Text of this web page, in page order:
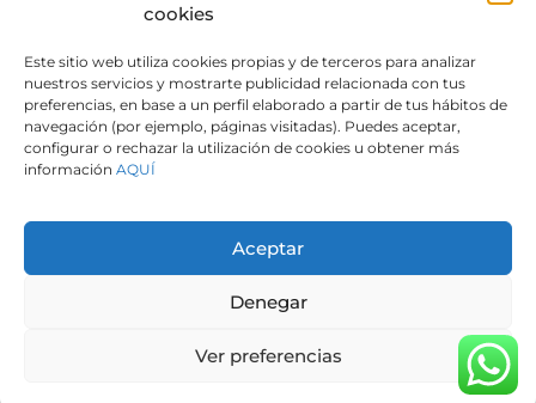
cookies
Este sitio web utiliza cookies propias y de terceros para analizar
nuestros servicios y mostrarte publicidad relacionada con tus
preferencias, en base a un perfil elaborado a partir de tus hábitos de
navegación (por ejemplo, páginas visitadas). Puedes aceptar,
configurar o rechazar la utilización de cookies u obtener más
información AQUÍ
Aceptar
Denegar
Ver preferencias
Política de privacidad
Política de cookies
Condiciones de contratación
Documento de desistimiento
contrato o pedido a través de esta web, puedes
ejercer tu derecho de desistimiento desde aquí.
[Desistir del contrato aquí] [Descargar PDF de
desistimiento
© 2026 ATD Autodiagnosis | Todos los derechos